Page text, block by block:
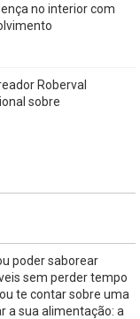
no interior com
Roberval
sobre
poder saborear
​​sem perder tempo
te contar sobre uma
a sua alimentação: a